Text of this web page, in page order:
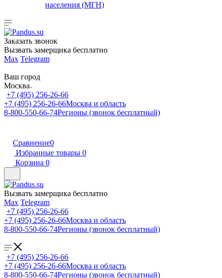
населения (МГН)
Заказать звонок
Вызвать замерщика бесплатно
Max Telegram
Ваш город
Москва
+7 (495) 256-26-66
+7 (495) 256-26-66Москва и область
8-800-550-66-74Регионы (звонок бесплатный)
Сравнение0
Избранные товары 0
Корзина 0
Вызвать замерщика бесплатно
Max Telegram
+7 (495) 256-26-66
+7 (495) 256-26-66Москва и область
8-800-550-66-74Регионы (звонок бесплатный)
+7 (495) 256-26-66
+7 (495) 256-26-66Москва и область
8-800-550-66-74Регионы (звонок бесплатный)